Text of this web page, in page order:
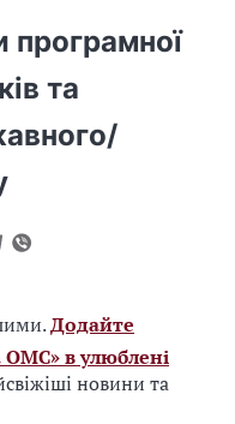
програмної
та
Додайте
ОМС» в улюблені
новини та